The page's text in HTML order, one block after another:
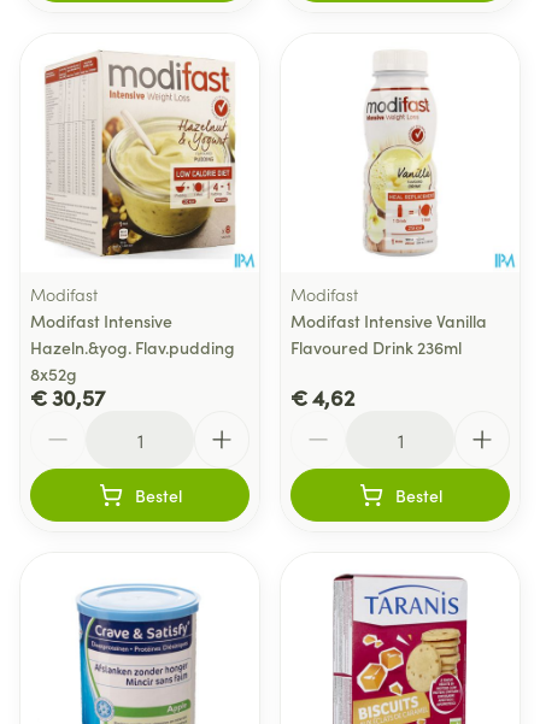
Modifast
Modifast Intensive
Hazeln.&yog. Flav.pudding
8x52g
€ 30,57
Bestel
Modifast
Modifast Intensive Vanilla
Flavoured Drink 236ml
€ 4,62
Bestel